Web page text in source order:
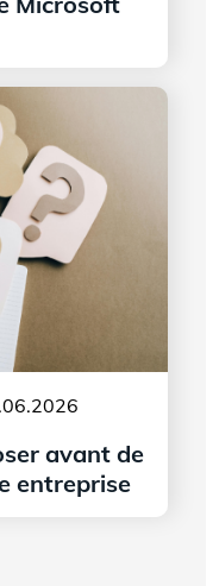
avant de
entreprise
de créer le logo